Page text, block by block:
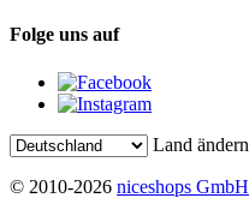
Folge uns auf
Land ändern
© 2010-2026 niceshops GmbH